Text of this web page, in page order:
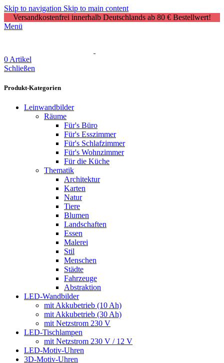
Skip to navigation Skip to main content
Versandkostenfrei innerhalb Deutschlands ab 80 € Bestellwert!
Menü
0 Artikel
Schließen
Produkt-Kategorien
Leinwandbilder
Räume
Für's Büro
Für's Esszimmer
Für's Schlafzimmer
Für's Wohnzimmer
Für die Küche
Thematik
Architektur
Karten
Natur
Tiere
Blumen
Landschaften
Essen
Malerei
Stil
Menschen
Städte
Fahrzeuge
Abstraktion
LED-Wandbilder
mit Akkubetrieb (10 Ah)
mit Akkubetrieb (30 Ah)
mit Netzstrom 230 V
LED-Tischlampen
mit Netzstrom 230 V / 12 V
LED-Motiv-Uhren
3D-Motiv-Uhren